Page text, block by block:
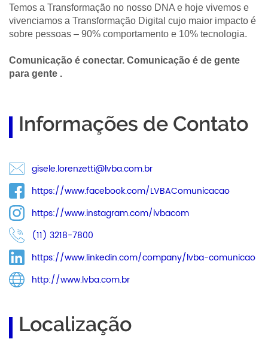
Temos a Transformação no nosso DNA e hoje vivemos e
vivenciamos a Transformação Digital cujo maior impacto é
sobre pessoas – 90% comportamento e 10% tecnologia.
Comunicação é conectar. Comunicação é de gente
para gente .
Informações de Contato
gisele.lorenzetti@lvba.com.br
https://www.facebook.com/LVBAComunicacao
https://www.instagram.com/lvbacom
(11) 3218-7800
https://www.linkedin.com/company/lvba-comunicao
http://www.lvba.com.br
Localização